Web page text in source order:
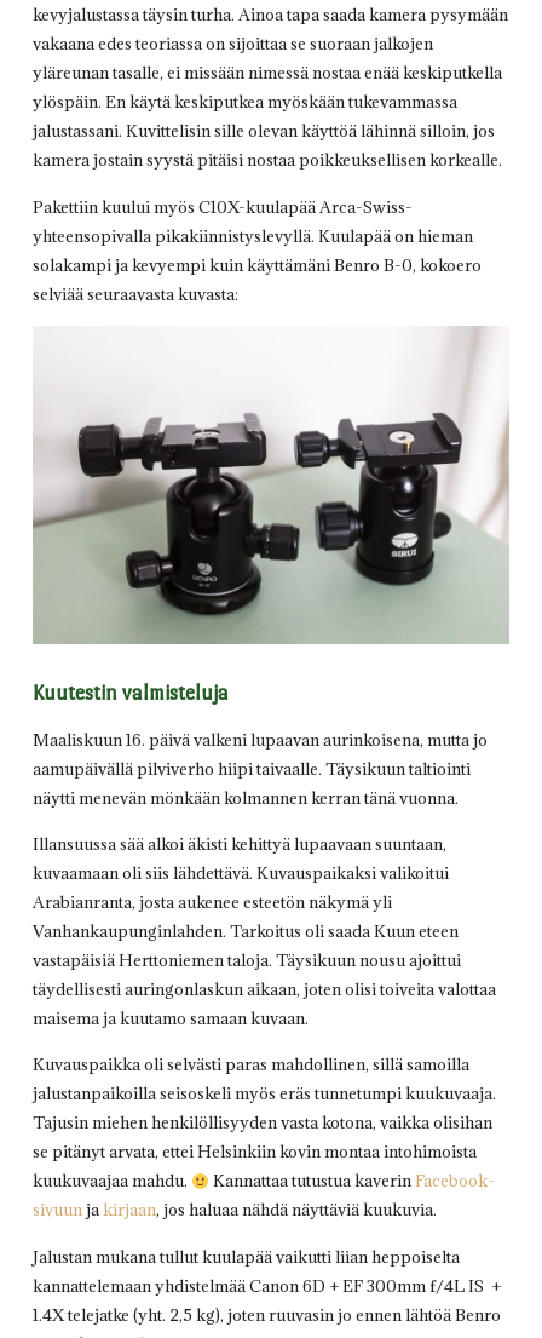
kevyjalustassa täysin turha. Ainoa tapa saada kamera pysymään
vakaana edes teoriassa on sijoittaa se suoraan jalkojen
yläreunan tasalle, ei missään nimessä nostaa enää keskiputkella
ylöspäin. En käytä keskiputkea myöskään tukevammassa
jalustassani. Kuvittelisin sille olevan käyttöä lähinnä silloin, jos
kamera jostain syystä pitäisi nostaa poikkeuksellisen korkealle.
Pakettiin kuului myös C10X-kuulapää Arca-Swiss-
yhteensopivalla pikakiinnistyslevyllä. Kuulapää on hieman
solakampi ja kevyempi kuin käyttämäni Benro B-0, kokoero
selviää seuraavasta kuvasta:
Kuutestin valmisteluja
Maaliskuun 16. päivä valkeni lupaavan aurinkoisena, mutta jo
aamupäivällä pilviverho hiipi taivaalle. Täysikuun taltiointi
näytti menevän mönkään kolmannen kerran tänä vuonna.
Illansuussa sää alkoi äkisti kehittyä lupaavaan suuntaan,
kuvaamaan oli siis lähdettävä. Kuvauspaikaksi valikoitui
Arabianranta, josta aukenee esteetön näkymä yli
Vanhankaupunginlahden. Tarkoitus oli saada Kuun eteen
vastapäisiä Herttoniemen taloja. Täysikuun nousu ajoittui
täydellisesti auringonlaskun aikaan, joten olisi toiveita valottaa
maisema ja kuutamo samaan kuvaan.
Kuvauspaikka oli selvästi paras mahdollinen, sillä samoilla
jalustanpaikoilla seisoskeli myös eräs tunnetumpi kuukuvaaja.
Tajusin miehen henkilöllisyyden vasta kotona, vaikka olisihan
se pitänyt arvata, ettei Helsinkiin kovin montaa intohimoista
kuukuvaajaa mahdu.
Kannattaa tutustua kaverinFacebook-
sivuunjakirjaan, jos haluaa nähdä näyttäviä kuukuvia.
Jalustan mukana tullut kuulapää vaikutti liian heppoiselta
kannattelemaan yhdistelmää Canon 6D + EF 300mm f/4L IS +
1.4X telejatke (yht. 2,5 kg), joten ruuvasin jo ennen lähtöä Benro